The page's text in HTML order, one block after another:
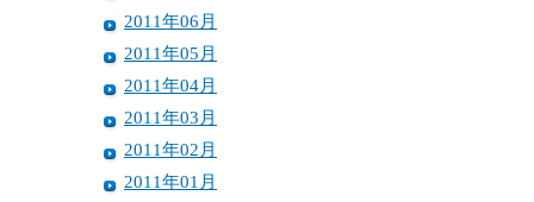
2011年06月
2011年05月
2011年04月
2011年03月
2011年02月
2011年01月